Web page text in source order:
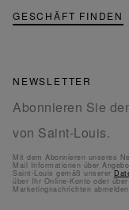
GESCHÄFT FINDEN
NEWSLETTER
Abonnieren Sie
von Saint-Louis.
Mit dem Abonnieren unseres
Mail Informationen über
Saint-Louis gemäß unserer
über Ihr Online-Konto oder
Marketingnachrichten